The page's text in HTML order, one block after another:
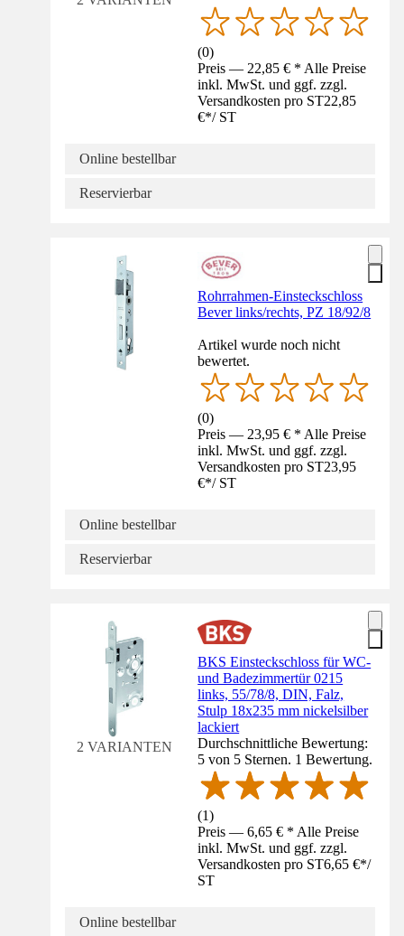
(0)
Preis — 22,85 € * Alle Preise
inkl. MwSt. und ggf. zzgl.
Versandkosten pro ST22,85
€*/ ST
Online bestellbar
Reservierbar
Rohrrahmen-Einsteckschloss
Bever links/rechts, PZ 18/92/8
Artikel wurde noch nicht
bewertet.
(0)
Preis — 23,95 € * Alle Preise
inkl. MwSt. und ggf. zzgl.
Versandkosten pro ST23,95
€*/ ST
Online bestellbar
Reservierbar
2 VARIANTEN
BKS Einsteckschloss für WC-
und Badezimmertür 0215
links, 55/78/8, DIN, Falz,
Stulp 18x235 mm nickelsilber
lackiert
Durchschnittliche Bewertung:
5 von 5 Sternen. 1 Bewertung.
(1)
Preis — 6,65 € * Alle Preise
inkl. MwSt. und ggf. zzgl.
Versandkosten pro ST6,65 €*/
ST
Online bestellbar